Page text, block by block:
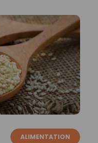
ALIMENTATION